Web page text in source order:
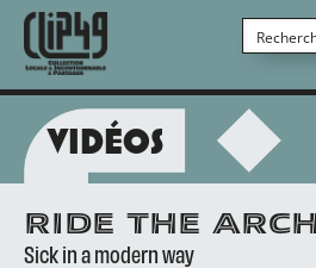
VIDÉOS
RIDE THE ARCH
Sick in a modern way